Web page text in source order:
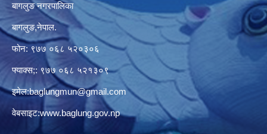
बागलुङ नगरपालिका
बागलुङ,नेपाल.
फोन: ९७७ ०६८ ५२०३०६
फ्याक्स;: ९७७ ०६८ ५२१३०९
इमेल:baglungmun@gmail.com
वेबसाइट:www.baglung.gov.np